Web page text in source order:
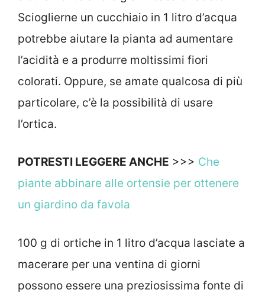
Scioglierne un cucchiaio in 1 litro d’acqua
potrebbe aiutare la pianta ad aumentare
l’acidità e a produrre moltissimi fiori
colorati. Oppure, se amate qualcosa di più
particolare, c’è la possibilità di usare
l’ortica.
POTRESTI LEGGERE ANCHE >>> Che
piante abbinare alle ortensie per ottenere
un giardino da favola
100 g di ortiche in 1 litro d’acqua lasciate a
macerare per una ventina di giorni
possono essere una preziosissima fonte di